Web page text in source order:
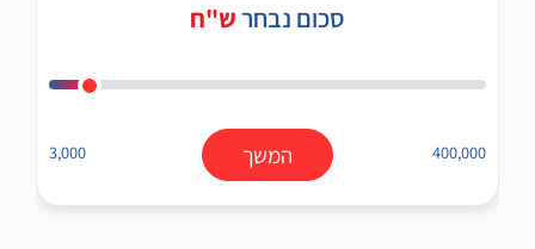
סכום נבחרש"ח
3,000 400,000 המשך